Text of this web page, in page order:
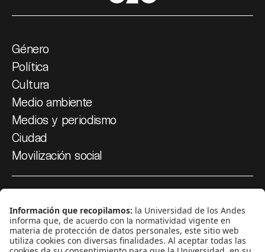
Género
Política
Cultura
Medio ambiente
Medios y periodismo
Ciudad
Movilización social
¿Quiénes somos?
Podcasts
Ediciones especiales